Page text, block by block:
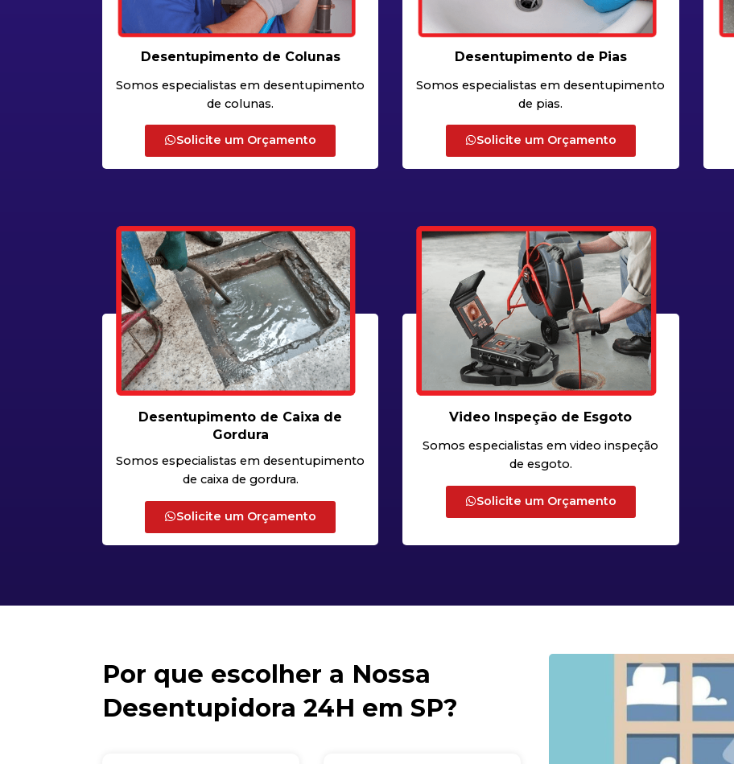
Desentupimento de Colunas
Somos especialistas em desentupimento
de colunas.
Solicite um Orçamento
Desentupimento de Pias
Somos especialistas em desentupimento
de pias.
Solicite um Orçamento
Desentupimento de Caixa de
Gordura
Somos especialistas em desentupimento
de caixa de gordura.
Solicite um Orçamento
Video Inspeção de Esgoto
Somos especialistas em video inspeção
de esgoto.
Solicite um Orçamento
Por que escolher a Nossa
Desentupidora 24H em SP?